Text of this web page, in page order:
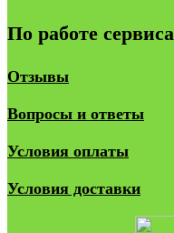
По работе сервиса
Отзывы
Вопросы и ответы
Условия оплаты
Условия доставки